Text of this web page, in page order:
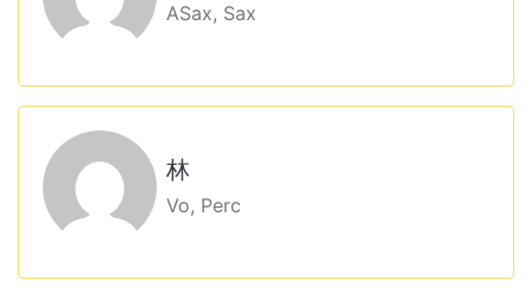
ASax, Sax
林
Vo, Perc